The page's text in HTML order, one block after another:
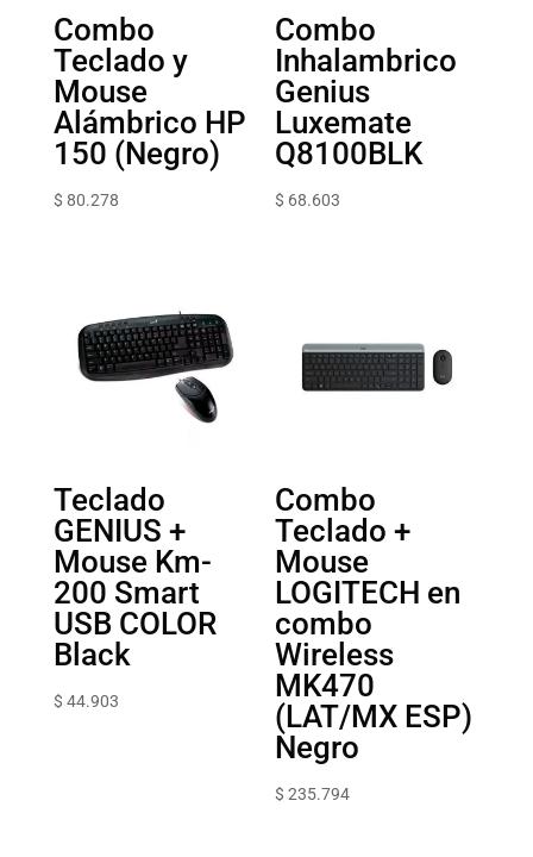
Combo
Teclado y
Mouse
Alámbrico HP
150 (Negro)
$ 80.278
Combo
Inhalambrico
Genius
Luxemate
Q8100BLK
$ 68.603
Teclado
GENIUS +
Mouse Km-
200 Smart
USB COLOR
Black
$ 44.903
Combo
Teclado +
Mouse
LOGITECH en
combo
Wireless
MK470
(LAT/MX ESP)
Negro
$ 235.794